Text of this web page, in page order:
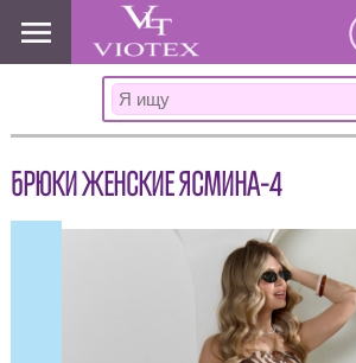
www.viotex37.ru
БРЮКИ ЖЕНСКИЕ ЯСМИНА-4